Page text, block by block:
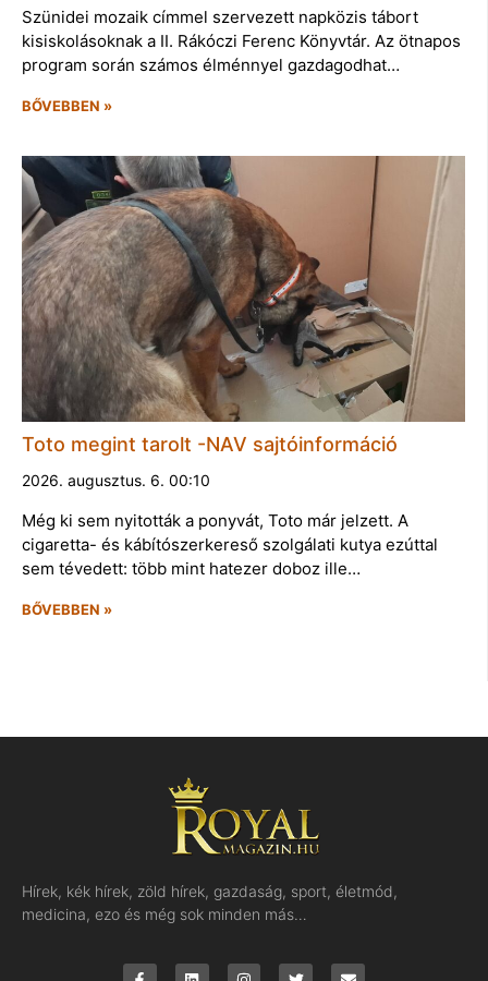
Szünidei mozaik címmel szervezett napközis tábort
kisiskolásoknak a II. Rákóczi Ferenc Könyvtár. Az ötnapos
program során számos élménnyel gazdagodhat…
BŐVEBBEN »
Toto megint tarolt -NAV sajtóinformáció
2026. augusztus. 6. 00:10
Még ki sem nyitották a ponyvát, Toto már jelzett. A
cigaretta- és kábítószerkereső szolgálati kutya ezúttal
sem tévedett: több mint hatezer doboz ille…
BŐVEBBEN »
Hírek, kék hírek, zöld hírek, gazdaság, sport, életmód,
medicina, ezo és még sok minden más…